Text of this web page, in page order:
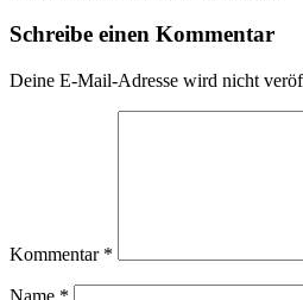
Schreibe einen Kommentar
Deine E-Mail-Adresse wird nicht
Kommentar *
Name *